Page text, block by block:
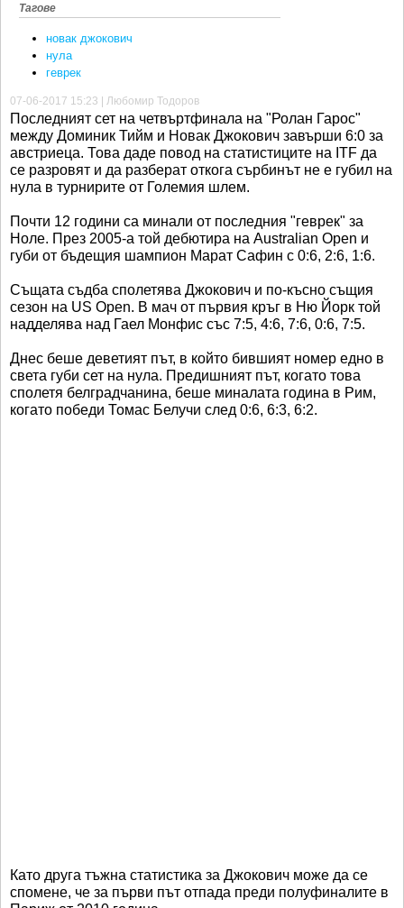
Тагове
новак джокович
нула
геврек
07-06-2017 15:23 | Любомир Тодоров
Последният сет на четвъртфинала на "Ролан Гарос"
между Доминик Тийм и Новак Джокович завърши 6:0 за
австриеца. Това даде повод на статистиците на ITF да
се разровят и да разберат откога сърбинът не е губил на
нула в турнирите от Големия шлем.
Почти 12 години са минали от последния "геврек" за
Ноле. През 2005-а той дебютира на Australian Open и
губи от бъдещия шампион Марат Сафин с 0:6, 2:6, 1:6.
Същата съдба сполетява Джокович и по-късно същия
сезон на US Open. В мач от първия кръг в Ню Йорк той
надделява над Гаел Монфис със 7:5, 4:6, 7:6, 0:6, 7:5.
Днес беше деветият път, в който бившият номер едно в
света губи сет на нула. Предишният път, когато това
сполетя белградчанина, беше миналата година в Рим,
когато победи Томас Белучи след 0:6, 6:3, 6:2.
Като друга тъжна статистика за Джокович може да се
спомене, че за първи път отпада преди полуфиналите в